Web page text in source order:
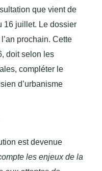
que vient de
16 juillet. Le dossier
prochain. Cette
doit selon les
compléter le
d’urbanisme
est devenue
les enjeux de la